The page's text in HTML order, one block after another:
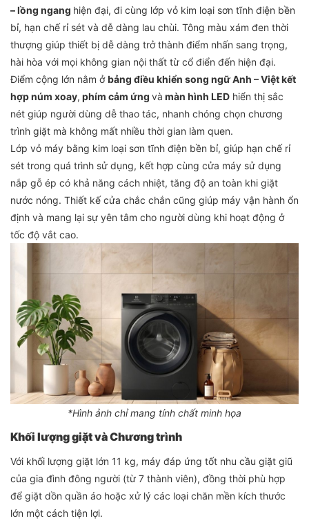
– lồng ngang hiện đại, đi cùng lớp vỏ kim loại sơn tĩnh điện bền
bỉ, hạn chế rỉ sét và dễ dàng lau chùi. Tông màu xám đen thời
thượng giúp thiết bị dễ dàng trở thành điểm nhấn sang trọng,
hài hòa với mọi không gian nội thất từ cổ điển đến hiện đại.
Điểm cộng lớn nằm ởbảng điều khiển song ngữ Anh – Việt kết
hợp núm xoay, phím cảm ứng và màn hình LED hiển thị sắc
nét giúp người dùng dễ thao tác, nhanh chóng chọn chương
trình giặt mà không mất nhiều thời gian làm quen.
Lớp vỏ máy bằng kim loại sơn tĩnh điện bền bỉ, giúp hạn chế rỉ
sét trong quá trình sử dụng, kết hợp cùng cửa máy sử dụng
nắp gỗ ép có khả năng cách nhiệt, tăng độ an toàn khi giặt
nước nóng. Thiết kế cửa chắc chắn cũng giúp máy vận hành ổn
định và mang lại sự yên tâm cho người dùng khi hoạt động ở
tốc độ vắt cao.
*Hình ảnh chỉ mang tính chất minh họa
Khối lượng giặt và Chương trình
Với khối lượng giặt lớn 11 kg, máy đáp ứng tốt nhu cầu giặt giũ
của gia đình đông người (từ 7 thành viên), đồng thời phù hợp
để giặt dồn quần áo hoặc xử lý các loại chăn mền kích thước
lớn một cách tiện lợi.